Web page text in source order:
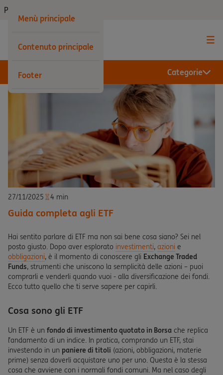
Menù principale
Contenuto principale
Footer
Privati
Categorie
27/11/2025 4 min
Guida completa agli ETF
Hai sentito parlare di ETF ma non sai bene cosa siano? Sei nel
posto giusto. Dopo aver esplorato investimenti, azioni e
obbligazioni, è il momento di conoscere gli Exchange Traded
Funds, strumenti che uniscono la semplicità delle azioni – puoi
comprarli e venderli quando vuoi - alla diversificazione dei fondi.
Ecco tutto quello che ti serve sapere per capirli.
Cosa sono gli ETF
Un ETF è un fondo di investimento quotato in Borsa che replica
l’andamento di un indice. In pratica, comprando un ETF, stai
investendo in un paniere di titoli (azioni, obbligazioni, materie
prime) senza doverli acquistare uno per uno. Questa è la stessa
cosa che avviene con i normali fondi comuni. Ma nel caso degli